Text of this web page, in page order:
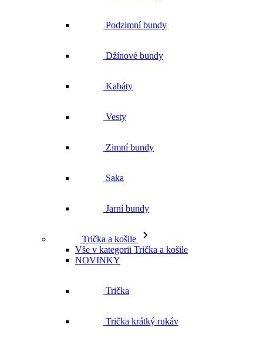
Podzimní bundy
Džínové bundy
Kabáty
Vesty
Zimní bundy
Saka
Jarní bundy
Trička a košile
Vše v kategorii Trička a košile
NOVINKY
Trička
Trička krátký rukáv